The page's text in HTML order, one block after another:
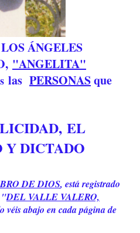
ÁNGELES
"ANGELITA"
las PERSONASque
EL
DICTADO
DE DIOS, está registrado
"DEL VALLE VALERO,
véis abajo en cada página de